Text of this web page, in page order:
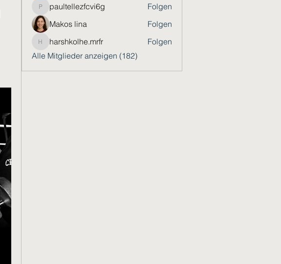
paultellezfcvi6g
paultellezfcvi6g
Folgen
Makos lina
Folgen
harshkolhe.mrfr
harshkolhe.mrfr
Folgen
Alle Mitglieder anzeigen (182)